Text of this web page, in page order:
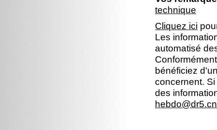
technique
Cliquez ici
Les
automatisé
bénéficiez
concernent.
des